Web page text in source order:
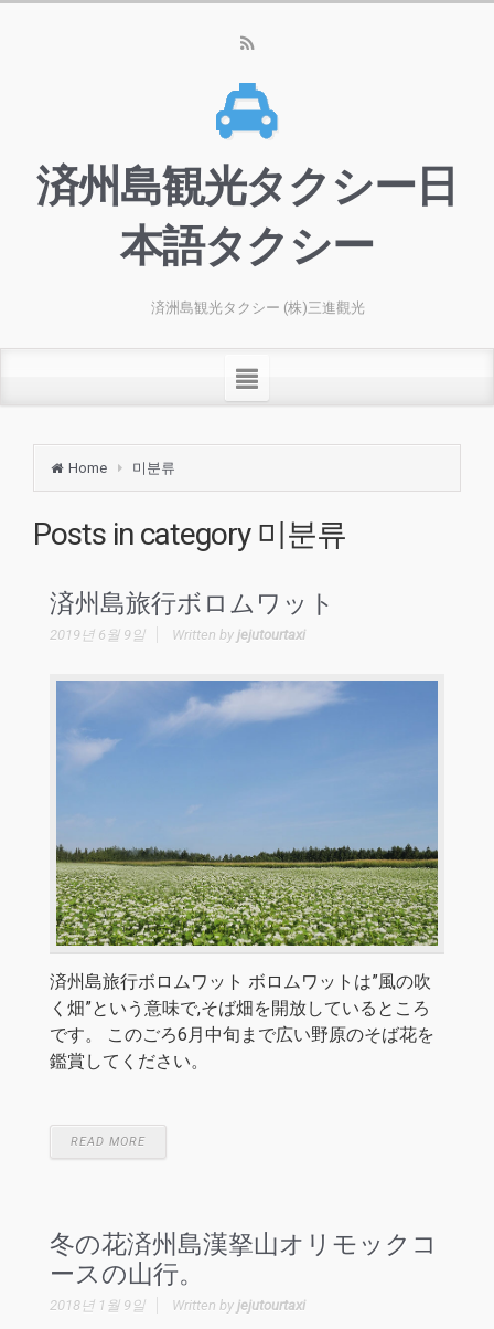
済州島観光タクシー日
本語タクシー
済洲島観光タクシー (株)三進觀光
Home 미분류
Posts in category 미분류
済州島旅行ボロムワット
2019년 6월 9일 Written by jejutourtaxi
済州島旅行ボロムワット ボロムワットは”風の吹
く畑”という意味で,そば畑を開放しているところ
です。 このごろ6月中旬まで広い野原のそば花を
鑑賞してください。
READ MORE
冬の花済州島漢拏山オリモックコ
ースの山行。
2018년 1월 9일 Written by jejutourtaxi